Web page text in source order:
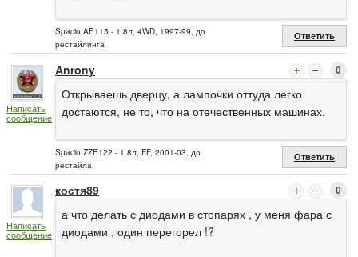
Spacio AE115 - 1.8л, 4WD, 1997-99, до
рестайлинга
Ответить
Написать
сообщение
Anrony 0
Открываешь дверцу, а лампочки оттуда легко
достаются, не то, что на отечественных машинах.
Spacio ZZE122 - 1.8л, FF, 2001-03, до
рестайла
Ответить
Написать
сообщение
костя89 0
а что делать с диодами в стопарях , у меня фара с
диодами , один перегорел !?